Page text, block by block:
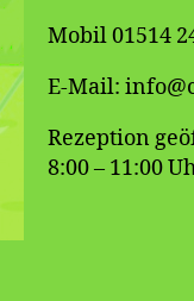
Mobil 01514
E-Mail:
Rezeption
8:00 – 11:00